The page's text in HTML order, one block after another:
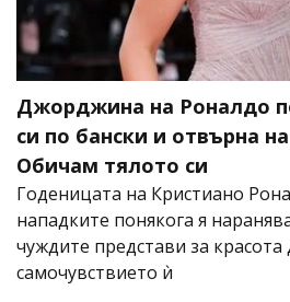
Джорджина на Роналдо
си по бански и отвърна
Обичам тялото си
Годеницата на Кристиано
нападките понякога я
чуждите представи за красота
самочувствието ѝ